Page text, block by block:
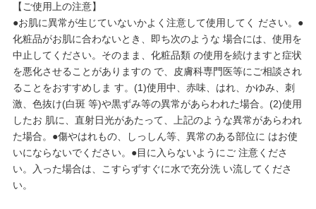
【ご使用上の注意】
●お肌に異常が生じていないかよく注意して使用してく ださい。●
化粧品がお肌に合わないとき、即ち次のような 場合には、使用を
中止してください。そのまま、化粧品類 の使用を続けますと症状
を悪化させることがありますの で、皮膚科専門医等にご相談され
ることをおすすめしま す。(1)使用中、赤味、はれ、かゆみ、刺
激、色抜け(白斑 等)や黒ずみ等の異常があらわれた場合。(2)使用
したお 肌に、直射日光があたって、上記のような異常があらわれ
た場合。●傷やはれもの、しっしん等、異常のある部位に はお使
いにならないでください。●目に入らないようにご 注意くださ
い。入った場合は、こすらずすぐに水で充分洗 い流してくださ
い。